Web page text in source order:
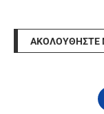
ΑΚΟΛΟΥΘΉΣΤΕ